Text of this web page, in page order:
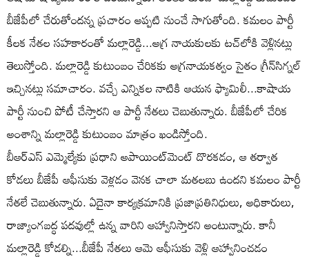
బీజేపీలో చేరుతోందన్న ప్రచారం అప్పటి నుంచే సాగుతోంది. కమలం పార్టీ
కీలక నేతల సహకారంతో మల్లారెడ్డి...అగ్ర నాయకులకు టచ్‌లోకి వెళ్లినట్లు
తెలుస్తోంది. మల్లారెడ్డి కుటుంబం చేరికకు అగ్రనాయకత్వం సైతం గ్రీన్‌సిగ్నల్‌
ఇచ్చినట్లు సమాచారం. వచ్చే ఎన్నికల నాటికి ఆయన ఫ్యామిలీ...కాషాయ
పార్టీ నుంచి పోటీ చేస్తారని ఆ పార్టీ నేతలు చెబుతున్నారు. బీజేపీలో చేరిక
అంశాన్ని మల్లారెడ్డి కుటుంబం మాత్రం ఖండిస్తోంది.
బీఆర్ఎస్ ఎమ్మెల్యేకు ప్రధాని అపాయింట్‌మెంట్ దొరకడం, ఆ తర్వాత
కోడలు బీజేపీ ఆఫీసుకు వెళ్లడం వెనక చాలా మతలబు ఉందని కమలం పార్టీ
నేతలే చెబుతున్నారు. ఏదైనా కార్యక్రమానికి ప్రజాప్రతినిధులు, అధికారులు,
రాజ్యాంగబద్ధ పదవుల్లో ఉన్న వారిని ఆహ్వానిస్తారని అంటున్నారు. కానీ
మల్లారెడ్డి కోడల్ని...బీజేపీ నేతలు ఆమె ఆఫీసుకు వెళ్లి ఆహ్వానించడం